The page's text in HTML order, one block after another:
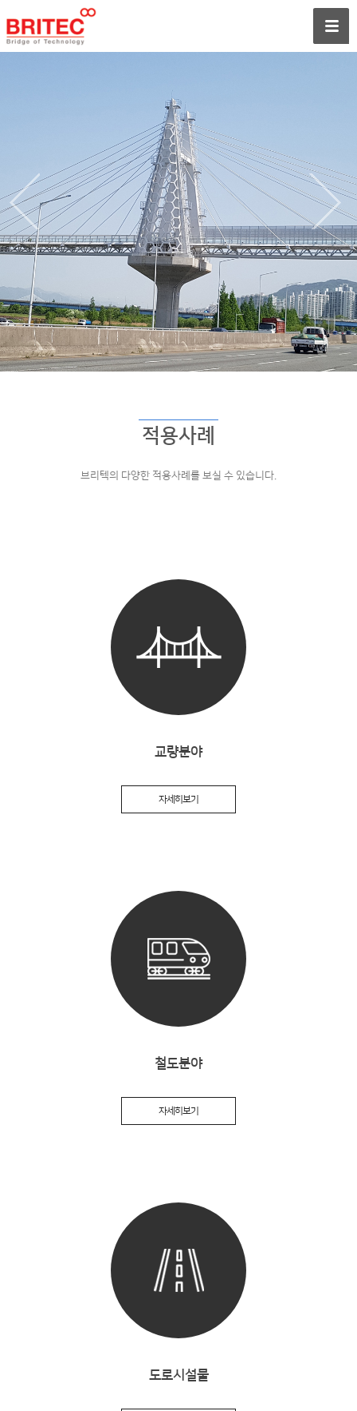
적용사례
브리텍의 다양한 적용사례를 보실 수 있습니다.
교량분야
자세히보기
철도분야
자세히보기
도로시설물